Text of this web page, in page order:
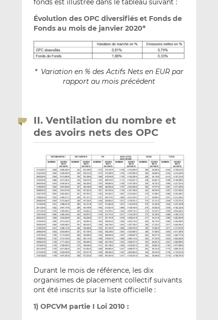
fonds est illustrée dans le tableau suivant :
Évolution des OPC diversifiés et Fonds de
Fonds au mois de janvier 2020*
* Variation en % des Actifs Nets en EUR par
rapport au mois précédent
II. Ventilation du nombre et
des avoirs nets des OPC
Durant le mois de référence, les dix
organismes de placement collectif suivants
ont été inscrits sur la liste officielle :
1) OPCVM partie I Loi 2010 :